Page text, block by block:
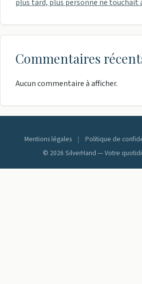
plus tard, plus personne ne touchait
Commentaires
Aucun commentaire à afficher.
Mentions légales | Politique de
© 2026 SilverHand — Votre